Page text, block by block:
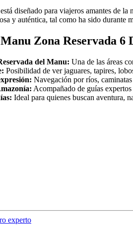
está diseñado para viajeros amantes de
y auténtica, tal como ha sido durante
Zona Reservada 6
del Manu: Una de las áreas
Posibilidad de ver jaguares, tapires,
Navegación por ríos,
Acompañado de guías
Ideal para quienes buscan aventura,
experto